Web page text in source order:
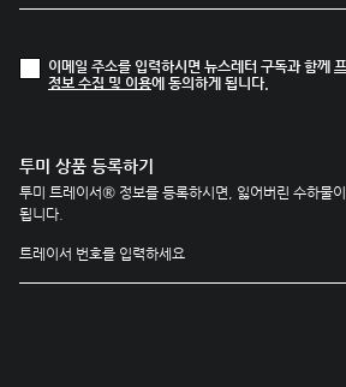
이메일 주소를 입력하시면 뉴스레터 구독과 함께
정보 수집 및 이용에 동의하게 됩니다.
투미 상품 등록하기
투미 트레이서® 정보를 등록하시면, 잃어버린 수하물
됩니다.